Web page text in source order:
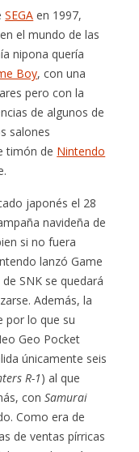
SEGA en 1997,
el mundo de las
nipona quería
Boy, con una
pero con la
de algunos de
salones
timón de Nintendo
japonés el 28
navideña de
si no fuera
lanzó Game
SNK se quedará
Además, la
por lo que su
Geo Pocket
únicamente seis
R-1) al que
conSamurai
Como era de
de ventas pírricas